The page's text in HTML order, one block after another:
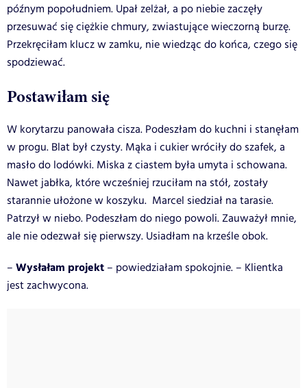
późnym popołudniem. Upał zelżał, a po niebie zaczęły
przesuwać się ciężkie chmury, zwiastujące wieczorną burzę.
Przekręciłam klucz w zamku, nie wiedząc do końca, czego się
spodziewać.
Postawiłam się
W korytarzu panowała cisza. Podeszłam do kuchni i stanęłam
w progu. Blat był czysty. Mąka i cukier wróciły do szafek, a
masło do lodówki. Miska z ciastem była umyta i schowana.
Nawet jabłka, które wcześniej rzuciłam na stół, zostały
starannie ułożone w koszyku. Marcel siedział na tarasie.
Patrzył w niebo. Podeszłam do niego powoli. Zauważył mnie,
ale nie odezwał się pierwszy. Usiadłam na krześle obok.
– Wysłałam projekt – powiedziałam spokojnie. – Klientka
jest zachwycona.